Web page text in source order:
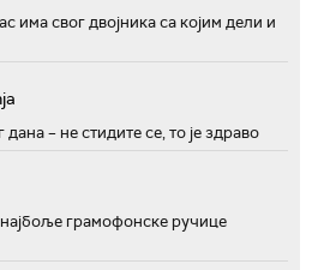
има свог двојника са којим дели и
– не стидите се, то је здраво
грамофонске ручице